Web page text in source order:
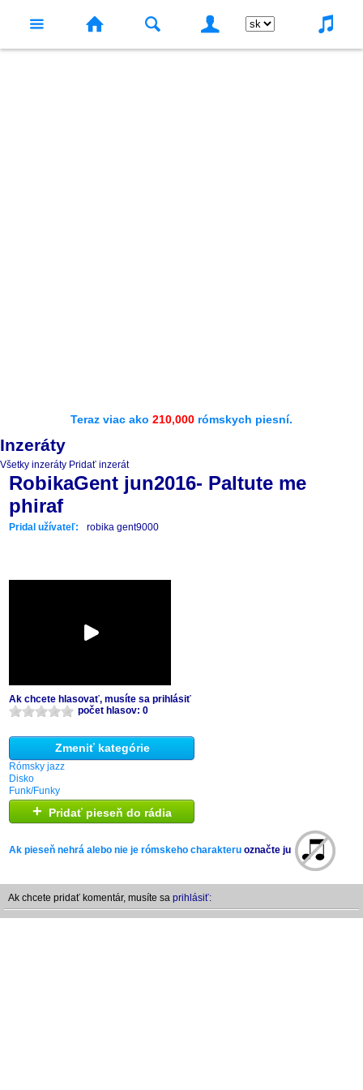
Teraz viac ako 210,000 rómskych piesní.
Inzeráty
Všetky inzeráty Pridať inzerát
RobikaGent jun2016- Paltute me
phiraf
Pridal užívateľ: robika gent9000
Ak chcete hlasovať, musíte sa prihlásiť
počet hlasov: 0
Zmeniť kategórie
Rómsky jazz
Disko
Funk/Funky
+ Pridať pieseň do rádia
Ak pieseň nehrá alebo nie je rómskeho charakteru označte ju
Ak chcete pridať komentár, musíte sa prihlásiť: